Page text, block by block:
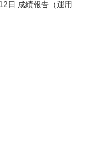
日 成績報告（運用